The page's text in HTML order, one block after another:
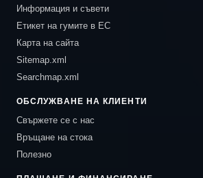
Информация и съвети
Етикет на гумите в ЕС
Карта на сайта
Sitemap.xml
Searchmap.xml
ОБСЛУЖВАНЕ НА КЛИЕНТИ
Свържете се с нас
Връщане на стока
Полезно